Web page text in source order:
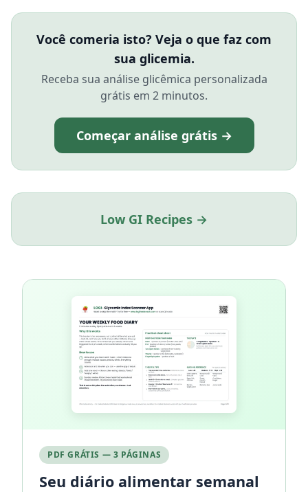
Você comeria isto? Veja o que faz com
sua glicemia.
Receba sua análise glicêmica personalizada
grátis em 2 minutos.
Começar análise grátis →
Low GI Recipes →
PDF GRÁTIS — 3 PÁGINAS
Seu diário alimentar semanal